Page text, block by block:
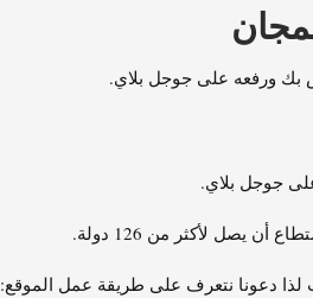
بك ورفعه على جوجل بلاي.
جوجل بلاي.
يصل لأكثر من 126 دولة.
دعونا نتعرف على طريقة عمل الموقع: